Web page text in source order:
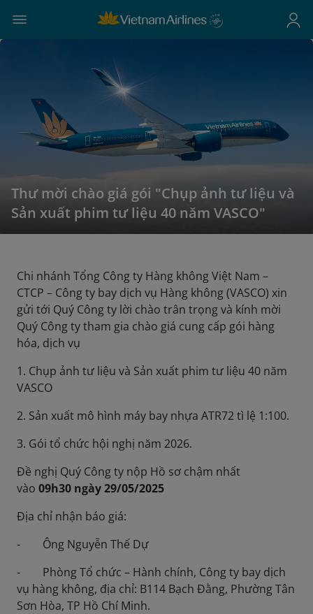
Thư mời chào giá gói "Chụp ảnh tư liệu và
Sản xuất phim tư liệu 40 năm VASCO"
Chi nhánh Tổng Công ty Hàng không Việt Nam –
CTCP – Công ty bay dịch vụ Hàng không (VASCO) xin
gửi tới Quý Công ty lời chào trân trọng và kính mời
Quý Công ty tham gia chào giá cung cấp gói hàng
hóa, dịch vụ
1. Chụp ảnh tư liệu và Sản xuất phim tư liệu 40 năm
VASCO
2. Sản xuất mô hình máy bay nhựa ATR72 tì lệ 1:100.
3. Gói tổ chức hội nghị năm 2026.
Đề nghị Quý Công ty nộp Hồ sơ chậm nhất
vào 09h30 ngày 29/05/2025
Địa chỉ nhận báo giá:
- Ông Nguyễn Thế Dự
- Phòng Tổ chức – Hành chính, Công ty bay dịch
vụ hàng không, địa chỉ: B114 Bạch Đằng, Phường Tân
Sơn Hòa, TP Hồ Chí Minh.